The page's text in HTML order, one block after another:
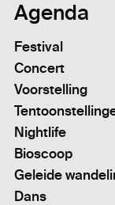
Agenda
Festival
Concert
Voorstelling
Nightlife
Bioscoop
Geleide
Dans